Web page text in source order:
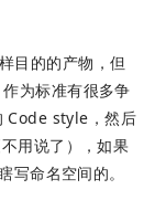
目的的产物，但
为标准有很多争
Code style，然后
用说了），如果
命名空间的。